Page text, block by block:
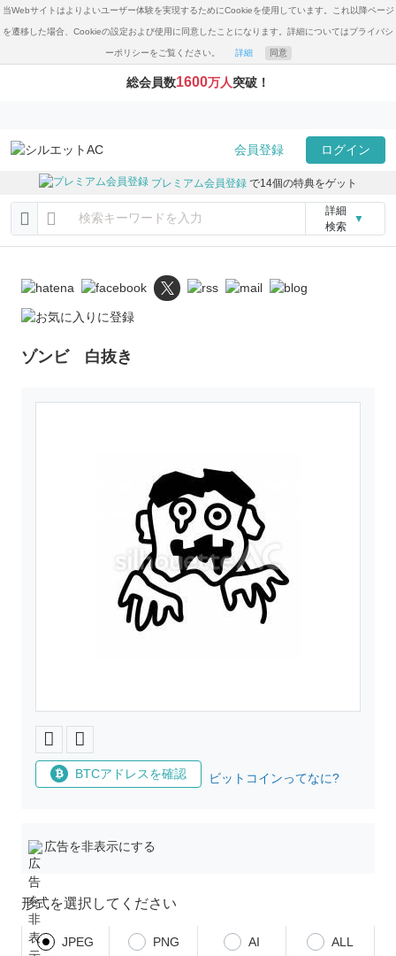
当Webサイトはよりよいユーザー体験を実現するためにCookieを使用しています。これ以降ページ
を遷移した場合、Cookieの設定および使用に同意したことになります。詳細についてはプライバシ
ーポリシーをご覧ください。 詳細 同意
総会員数1600万人突破！
会員登録 ログイン
プレミアム会員登録 で14個の特典をゲット
詳細
検索
▼
ゾンビ 白抜き
BTCアドレスを確認 ビットコインってなに?
広告を非表示にする
形式を選択してください
JPEG PNG AI ALL